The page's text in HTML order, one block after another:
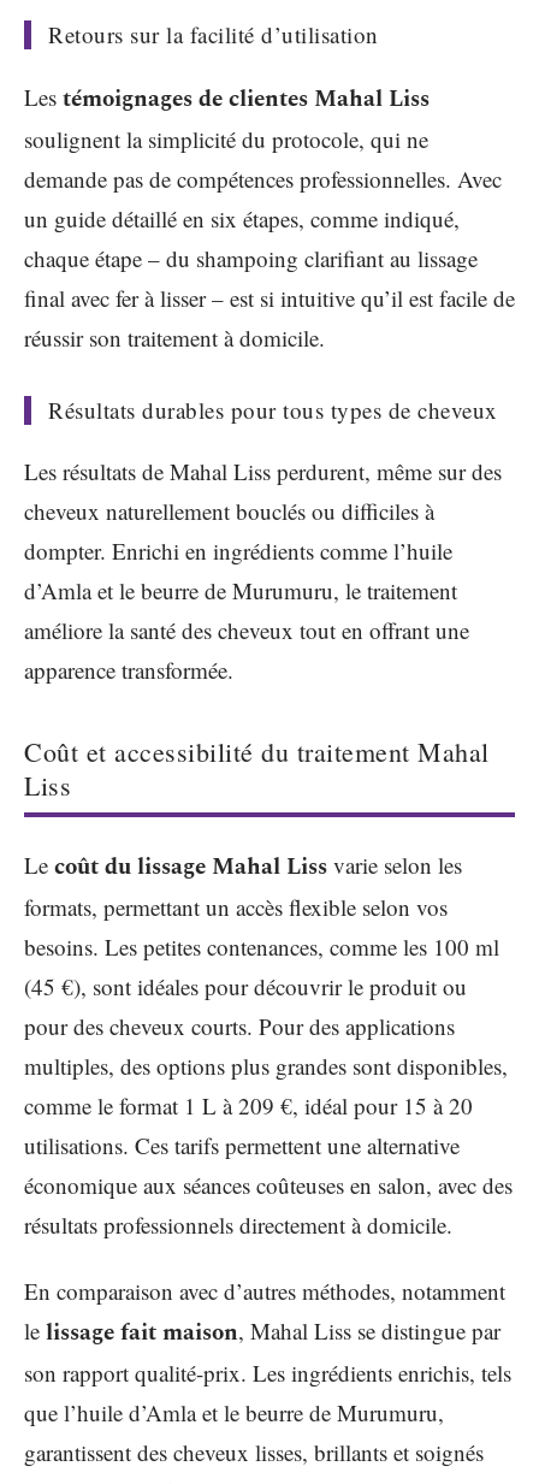
Retours sur la facilité d’utilisation
Les témoignages de clientes Mahal Liss
soulignent la simplicité du protocole, qui ne
demande pas de compétences professionnelles. Avec
un guide détaillé en six étapes, comme indiqué,
chaque étape – du shampoing clarifiant au lissage
final avec fer à lisser – est si intuitive qu’il est facile de
réussir son traitement à domicile.
Résultats durables pour tous types de cheveux
Les résultats de Mahal Liss perdurent, même sur des
cheveux naturellement bouclés ou difficiles à
dompter. Enrichi en ingrédients comme l’huile
d’Amla et le beurre de Murumuru, le traitement
améliore la santé des cheveux tout en offrant une
apparence transformée.
Coût et accessibilité du traitement Mahal
Liss
Le coût du lissage Mahal Liss varie selon les
formats, permettant un accès flexible selon vos
besoins. Les petites contenances, comme les 100 ml
(45 €), sont idéales pour découvrir le produit ou
pour des cheveux courts. Pour des applications
multiples, des options plus grandes sont disponibles,
comme le format 1 L à 209 €, idéal pour 15 à 20
utilisations. Ces tarifs permettent une alternative
économique aux séances coûteuses en salon, avec des
résultats professionnels directement à domicile.
En comparaison avec d’autres méthodes, notamment
le lissage fait maison, Mahal Liss se distingue par
son rapport qualité-prix. Les ingrédients enrichis, tels
que l’huile d’Amla et le beurre de Murumuru,
garantissent des cheveux lisses, brillants et soignés